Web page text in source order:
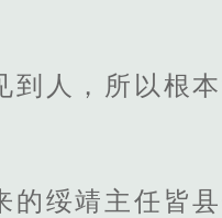
到人，所以根
绥靖主任皆